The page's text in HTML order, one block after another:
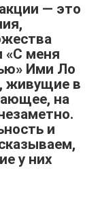
— это
«С меня
Ими Ло
живущие в
на
и
у них